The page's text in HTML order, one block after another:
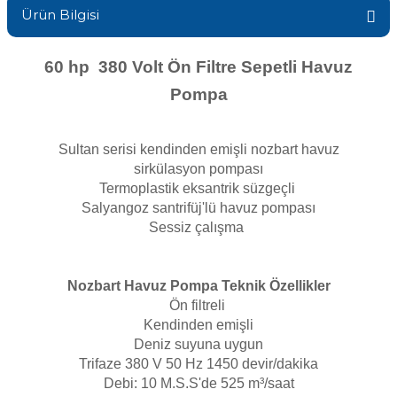
Toz Ph+ Yükseltici
Wtr Havuz Kimyasalları Setleri
Yosun Öldürücü
Selenoid
Alkalinite Düşürücü
Havuz Filtre
Havuz Vana
Havuz Elektrik
Havuz
Bahçe Süs Havuzu
Ürün Bilgisi
60 hp 380 Volt Ön Filtre Sepetli Havuz
Pompa
Sultan serisi kendinden emişli nozbart havuz
sirkülasyon pompası
Termoplastik eksantrik süzgeçli
Salyangoz santrifüj'lü havuz pompası
Sessiz çalışma
Nozbart Havuz Pompa Teknik Özellikler
Ön filtreli
Kendinden emişli
Deniz suyuna uygun
Trifaze 380 V 50 Hz 1450 devir/dakika
Debi: 10 M.S.S'de 525 m³/saat